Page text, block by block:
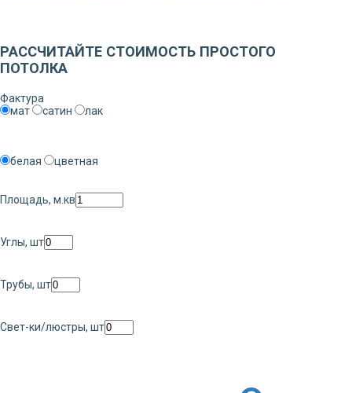
РАССЧИТАЙТЕ СТОИМОСТЬ ПРОСТОГО
ПОТОЛКА
Фактура
мат
сатин лак
белая цветная
Площадь, м.кв
Углы, шт
Трубы, шт
Свет-ки/люстры, шт